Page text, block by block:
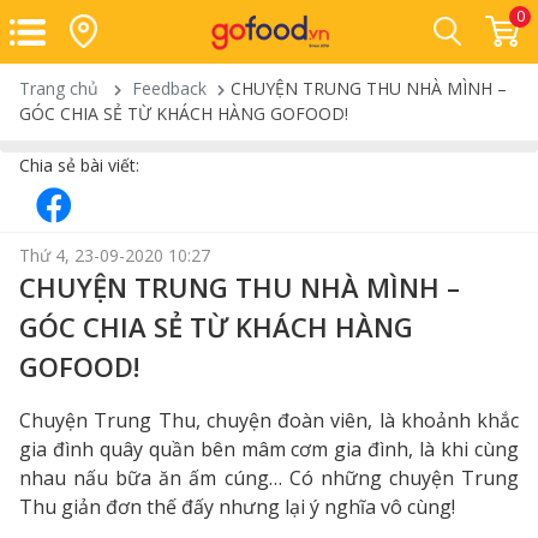
0
Trang chủ Feedback
CHUYỆN TRUNG THU NHÀ MÌNH –
GÓC CHIA SẺ TỪ KHÁCH HÀNG GOFOOD!
Chia sẻ bài viết:
Thứ 4, 23-09-2020 10:27
CHUYỆN TRUNG THU NHÀ MÌNH –
GÓC CHIA SẺ TỪ KHÁCH HÀNG
GOFOOD!
Chuyện Trung Thu, chuyện đoàn viên, là khoảnh khắc
gia đình quây quần bên mâm cơm gia đình, là khi cùng
nhau nấu bữa ăn ấm cúng… Có những chuyện Trung
Thu giản đơn thế đấy nhưng lại ý nghĩa vô cùng!